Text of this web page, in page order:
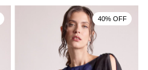
40% OFF